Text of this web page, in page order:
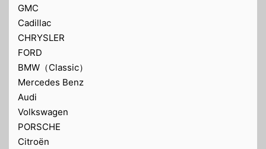
GMC
Cadillac
CHRYSLER
FORD
BMW（Classic）
Mercedes Benz
Audi
Volkswagen
PORSCHE
Citroën